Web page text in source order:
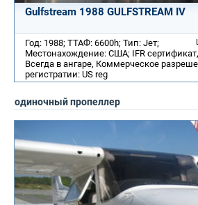
Gulfstream 1988 GULFSTREAM IV
Год: 1988; ТТАФ: 6600h; Тип: Jет;
Местонахождение: США; IFR
Всегда в ангаре, Коммерческое
регистратии: US reg
одиночный пропеллер